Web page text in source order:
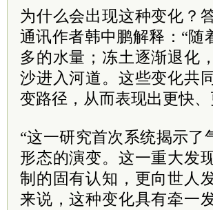
为什么会出现这种变化？
通讯作者韩中鹏解释：“
多的水量；冻土逐渐退化
沙进入河道。这些变化共
变路径，从而表现出更快
“这一研究首次系统揭示
形态的演变。这一重大发
制的固有认知，更向世人
来说，这种变化具有牵一